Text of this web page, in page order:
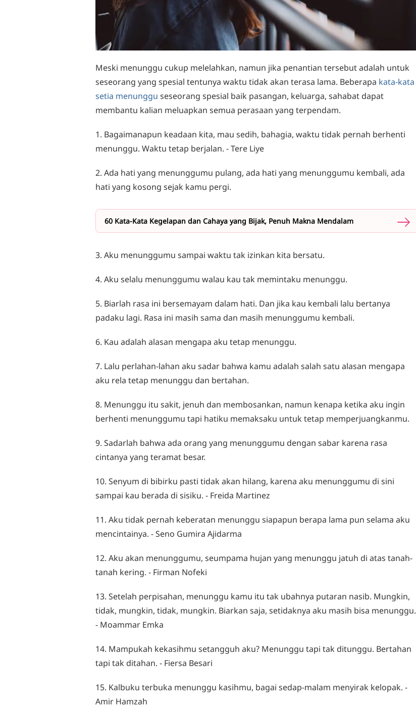
Meski menunggu cukup melelahkan, namun jika penantian tersebut adalah untuk
seseorang yang spesial tentunya waktu tidak akan terasa lama. Beberapa kata-kata
setia menunggu seseorang spesial baik pasangan, keluarga, sahabat dapat
membantu kalian meluapkan semua perasaan yang terpendam.
1. Bagaimanapun keadaan kita, mau sedih, bahagia, waktu tidak pernah berhenti
menunggu. Waktu tetap berjalan. - Tere Liye
2. Ada hati yang menunggumu pulang, ada hati yang menunggumu kembali, ada
hati yang kosong sejak kamu pergi.
60 Kata-Kata Kegelapan dan Cahaya yang Bijak, Penuh Makna Mendalam
3. Aku menunggumu sampai waktu tak izinkan kita bersatu.
4. Aku selalu menunggumu walau kau tak memintaku menunggu.
5. Biarlah rasa ini bersemayam dalam hati. Dan jika kau kembali lalu bertanya
padaku lagi. Rasa ini masih sama dan masih menunggumu kembali.
6. Kau adalah alasan mengapa aku tetap menunggu.
7. Lalu perlahan-lahan aku sadar bahwa kamu adalah salah satu alasan mengapa
aku rela tetap menunggu dan bertahan.
8. Menunggu itu sakit, jenuh dan membosankan, namun kenapa ketika aku ingin
berhenti menunggumu tapi hatiku memaksaku untuk tetap memperjuangkanmu.
9. Sadarlah bahwa ada orang yang menunggumu dengan sabar karena rasa
cintanya yang teramat besar.
10. Senyum di bibirku pasti tidak akan hilang, karena aku menunggumu di sini
sampai kau berada di sisiku. - Freida Martinez
11. Aku tidak pernah keberatan menunggu siapapun berapa lama pun selama aku
mencintainya. - Seno Gumira Ajidarma
12. Aku akan menunggumu, seumpama hujan yang menunggu jatuh di atas tanah-
tanah kering. - Firman Nofeki
13. Setelah perpisahan, menunggu kamu itu tak ubahnya putaran nasib. Mungkin,
tidak, mungkin, tidak, mungkin. Biarkan saja, setidaknya aku masih bisa menunggu.
- Moammar Emka
14. Mampukah kekasihmu setangguh aku? Menunggu tapi tak ditunggu. Bertahan
tapi tak ditahan. - Fiersa Besari
15. Kalbuku terbuka menunggu kasihmu, bagai sedap-malam menyirak kelopak. -
Amir Hamzah